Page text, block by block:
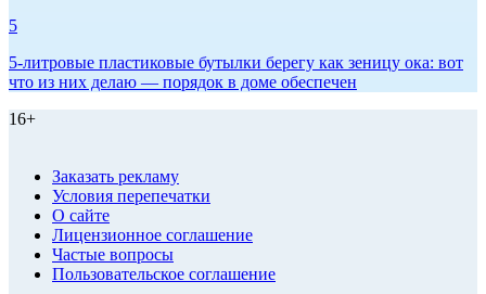
5
5-литровые пластиковые бутылки берегу как зеницу ока: вот
что из них делаю — порядок в доме обеспечен
16+
Заказать рекламу
Условия перепечатки
О сайте
Лицензионное соглашение
Частые вопросы
Пользовательское соглашение